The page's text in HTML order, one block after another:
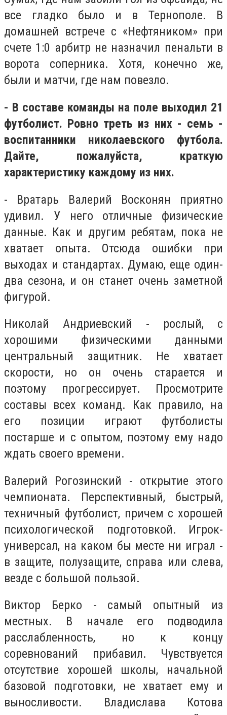
все гладко было и в Тернополе. В
домашней встрече с «Нефтяником» при
счете 1:0 арбитр не назначил пенальти в
ворота соперника. Хотя, конечно же,
были и матчи, где нам повезло.
- В составе команды на поле выходил 21
футболист. Ровно треть из них - семь -
воспитанники николаевского футбола.
Дайте, пожалуйста, краткую
характеристику каждому из них.
- Вратарь Валерий Восконян приятно
удивил. У него отличные физические
данные. Как и другим ребятам, пока не
хватает опыта. Отсюда ошибки при
выходах и стандартах. Думаю, еще один-
два сезона, и он станет очень заметной
фигурой.
Николай Андриевский - рослый, с
хорошими физическими данными
центральный защитник. Не хватает
скорости, но он очень старается и
поэтому прогрессирует. Просмотрите
составы всех команд. Как правило, на
его позиции играют футболисты
постарше и с опытом, поэтому ему надо
ждать своего времени.
Валерий Рогозинский - открытие этого
чемпионата. Перспективный, быстрый,
техничный футболист, причем с хорошей
психологической подготовкой. Игрок-
универсал, на каком бы месте ни играл -
в защите, полузащите, справа или слева,
везде с большой пользой.
Виктор Берко - самый опытный из
местных. В начале его подводила
расслабленность, но к концу
соревнований прибавил. Чувствуется
отсутствие хорошей школы, начальной
базовой подготовки, не хватает ему и
выносливости. Владислава Котова